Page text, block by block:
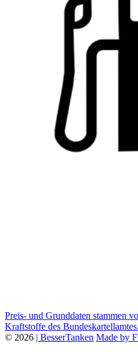
Preis- und Grunddaten stammen
Kraftstoffe des Bundeskartellamtes.
© 2026 | BesserTanken Made by